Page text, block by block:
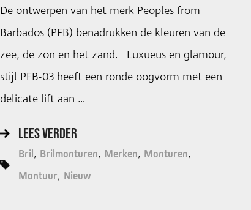
De ontwerpen van het merk Peoples from
Barbados (PFB) benadrukken de kleuren van de
zee, de zon en het zand. Luxueus en glamour,
stijl PFB-03 heeft een ronde oogvorm met een
delicate lift aan …
LEES VERDER
Bril Brilmonturen Merken Monturen
Montuur Nieuw